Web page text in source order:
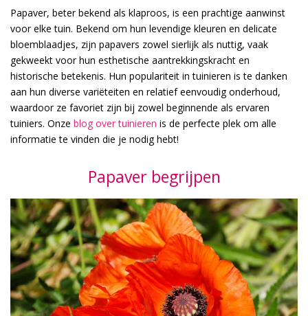
Papaver, beter bekend als klaproos, is een prachtige aanwinst
voor elke tuin. Bekend om hun levendige kleuren en delicate
bloemblaadjes, zijn papavers zowel sierlijk als nuttig, vaak
gekweekt voor hun esthetische aantrekkingskracht en
historische betekenis. Hun populariteit in tuinieren is te danken
aan hun diverse variëteiten en relatief eenvoudig onderhoud,
waardoor ze favoriet zijn bij zowel beginnende als ervaren
tuiniers. Onze blog over tuinieren is de perfecte plek om alle
informatie te vinden die je nodig hebt!
Papaver begrijpen